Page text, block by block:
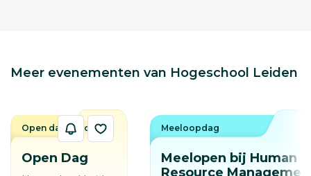
Meer evenementen van Hogeschool Leiden
Open Dag
Open dag / avond
Meelopen bij Human
Resource
Meeloopdag